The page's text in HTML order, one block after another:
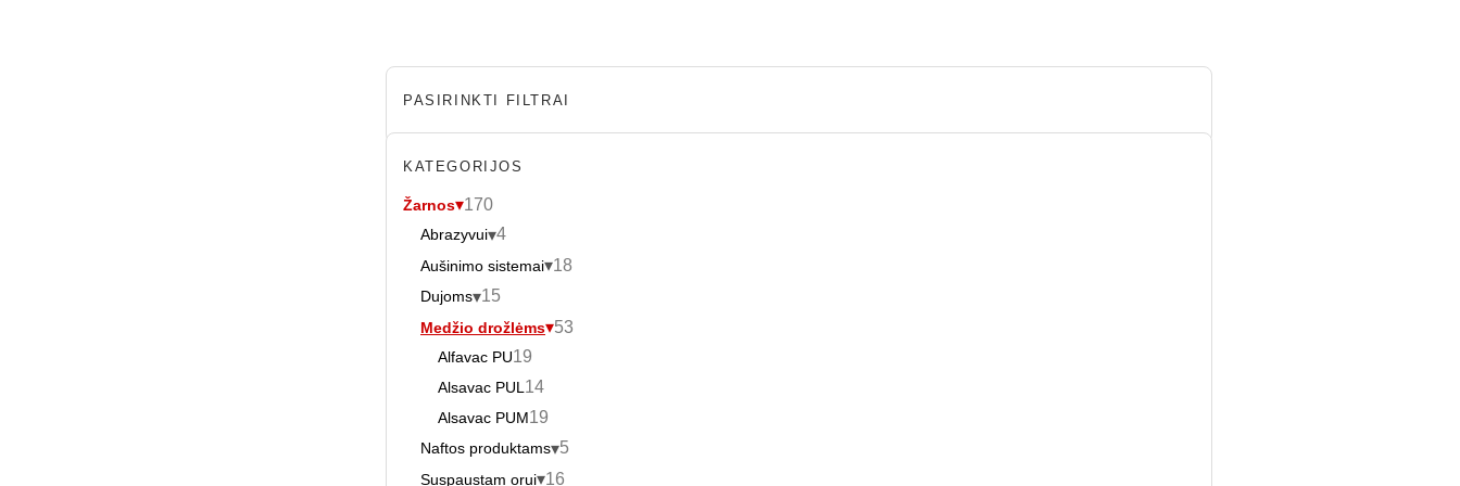
PASIRINKTI FILTRAI
KATEGORIJOS
Žarnos 170
Abrazyvui 4
Aušinimo sistemai 18
Dujoms 15
Medžio drožlėms 53
Alfavac PU19
Alsavac PUL 14
Alsavac PUM19
Naftos produktams 5
Suspaustam orui 16